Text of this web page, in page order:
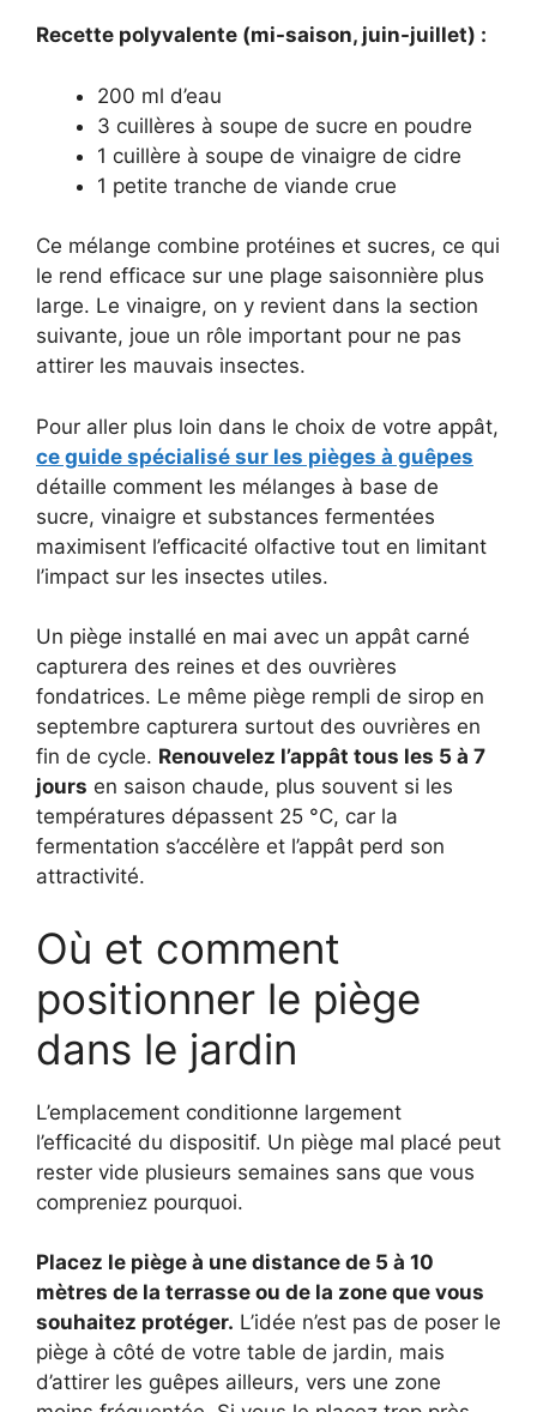
Recette polyvalente (mi-saison, juin-juillet) :
200 ml d’eau
3 cuillères à soupe de sucre en poudre
1 cuillère à soupe de vinaigre de cidre
1 petite tranche de viande crue
Ce mélange combine protéines et sucres, ce qui
le rend efficace sur une plage saisonnière plus
large. Le vinaigre, on y revient dans la section
suivante, joue un rôle important pour ne pas
attirer les mauvais insectes.
Pour aller plus loin dans le choix de votre appât,
ce guide spécialisé sur les pièges à guêpes
détaille comment les mélanges à base de
sucre, vinaigre et substances fermentées
maximisent l’efficacité olfactive tout en limitant
l’impact sur les insectes utiles.
Un piège installé en mai avec un appât carné
capturera des reines et des ouvrières
fondatrices. Le même piège rempli de sirop en
septembre capturera surtout des ouvrières en
fin de cycle. Renouvelez l’appât tous les 5 à 7
jours en saison chaude, plus souvent si les
températures dépassent 25 °C, car la
fermentation s’accélère et l’appât perd son
attractivité.
Où et comment
positionner le piège
dans le jardin
L’emplacement conditionne largement
l’efficacité du dispositif. Un piège mal placé peut
rester vide plusieurs semaines sans que vous
compreniez pourquoi.
Placez le piège à une distance de 5 à 10
mètres de la terrasse ou de la zone que vous
souhaitez protéger. L’idée n’est pas de poser le
piège à côté de votre table de jardin, mais
d’attirer les guêpes ailleurs, vers une zone